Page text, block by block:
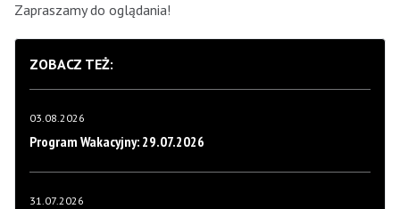
Zapraszamy do oglądania!
ZOBACZ TEŻ:
03.08.2026
Program Wakacyjny: 29.07.2026
31.07.2026